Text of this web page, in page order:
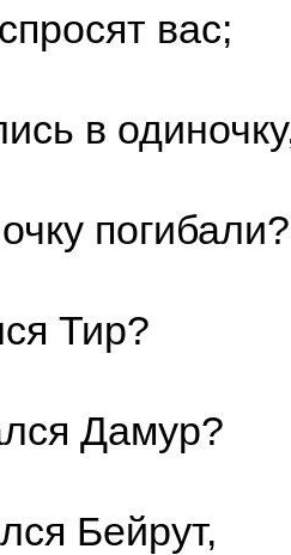
вас;
в
погибали?
Тир?
Дамур?
Бейрут,